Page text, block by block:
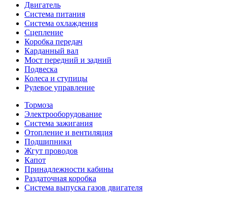
Двигатель
Система питания
Система охлаждения
Сцепление
Коробка передач
Карданный вал
Мост передний и задний
Подвеска
Колеса и ступицы
Рулевое управление
Тормоза
Электрооборудование
Система зажигания
Отопление и вентиляция
Подшипники
Жгут проводов
Капот
Принадлежности кабины
Раздаточная коробка
Система выпуска газов двигателя